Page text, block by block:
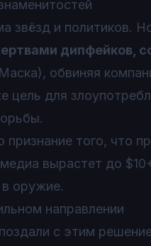
звёзд и политиков.
дипфейков,
обвиняя
для
того, что
медиа вырастет до
оружие.
направлении
с этим